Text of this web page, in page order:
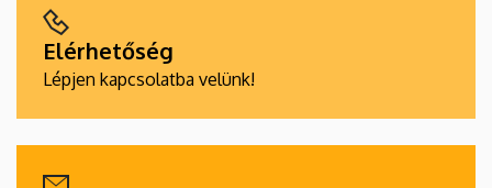
Elérhetőség
Lépjen kapcsolatba velünk!